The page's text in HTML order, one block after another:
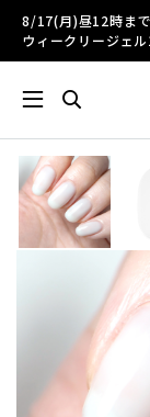
8/17(月)昼12時まで
ウィークリージェ